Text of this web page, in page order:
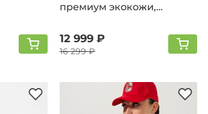
премиум экокожи,
12 999 ₽
16 299 ₽